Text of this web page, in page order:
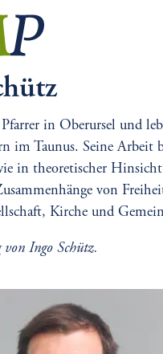
in Oberursel und
im Taunus. Seine Arbeit
in theoretischer
von
Kirche und
von Ingo Schütz.